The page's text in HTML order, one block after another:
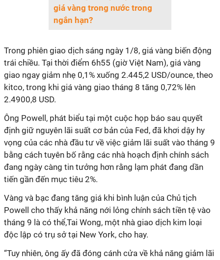
giá vàng trong nước trong
ngắn hạn?
Trong phiên giao dịch sáng ngày 1/8, giá vàng biến động
trái chiều. Tại thời điểm 6h55 (giờ Việt Nam), giá vàng
giao ngay giảm nhẹ 0,1% xuống 2.445,2 USD/ounce, theo
kitco, trong khi giá vàng giao tháng 8 tăng 0,72% lên
2.4900,8 USD.
Ông Powell, phát biểu tại một cuộc họp báo sau quyết
định giữ nguyên lãi suất cơ bản của Fed, đã khơi dậy hy
vọng của các nhà đầu tư về việc giảm lãi suất vào tháng 9
bằng cách tuyên bố rằng các nhà hoạch định chính sách
đang ngày càng tin tưởng hơn rằng lạm phát đang dần
tiến gần đến mục tiêu 2%.
Vàng và bạc đang tăng giá khi bình luận của Chủ tịch
Powell cho thấy khả năng nới lỏng chính sách tiền tệ vào
tháng 9 là có thể,Tai Wong, một nhà giao dịch kim loại
độc lập có trụ sở tại New York, cho hay.
“Tuy nhiên, ông ấy đã đóng cánh cửa về khả năng giảm lãi